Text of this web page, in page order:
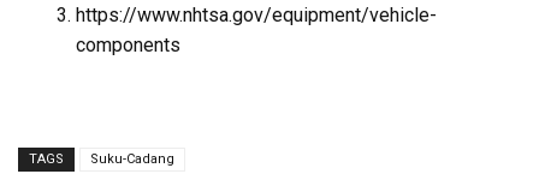
https://www.nhtsa.gov/equipment/vehicle-
components
TAGS Suku-Cadang